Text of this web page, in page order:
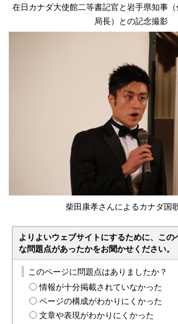
在日カナダ大使館二等書記官と岩手県知事
局長）との記念撮影
柴田康孝さんによるカナダ国
よりよいウェブサイトにするために、この
な問題点があったかをお聞かせください。
このページに問題点はありましたか？
情報が十分掲載されていなかった
ページの構成がわかりにくかった
文章や表現がわかりにくかった